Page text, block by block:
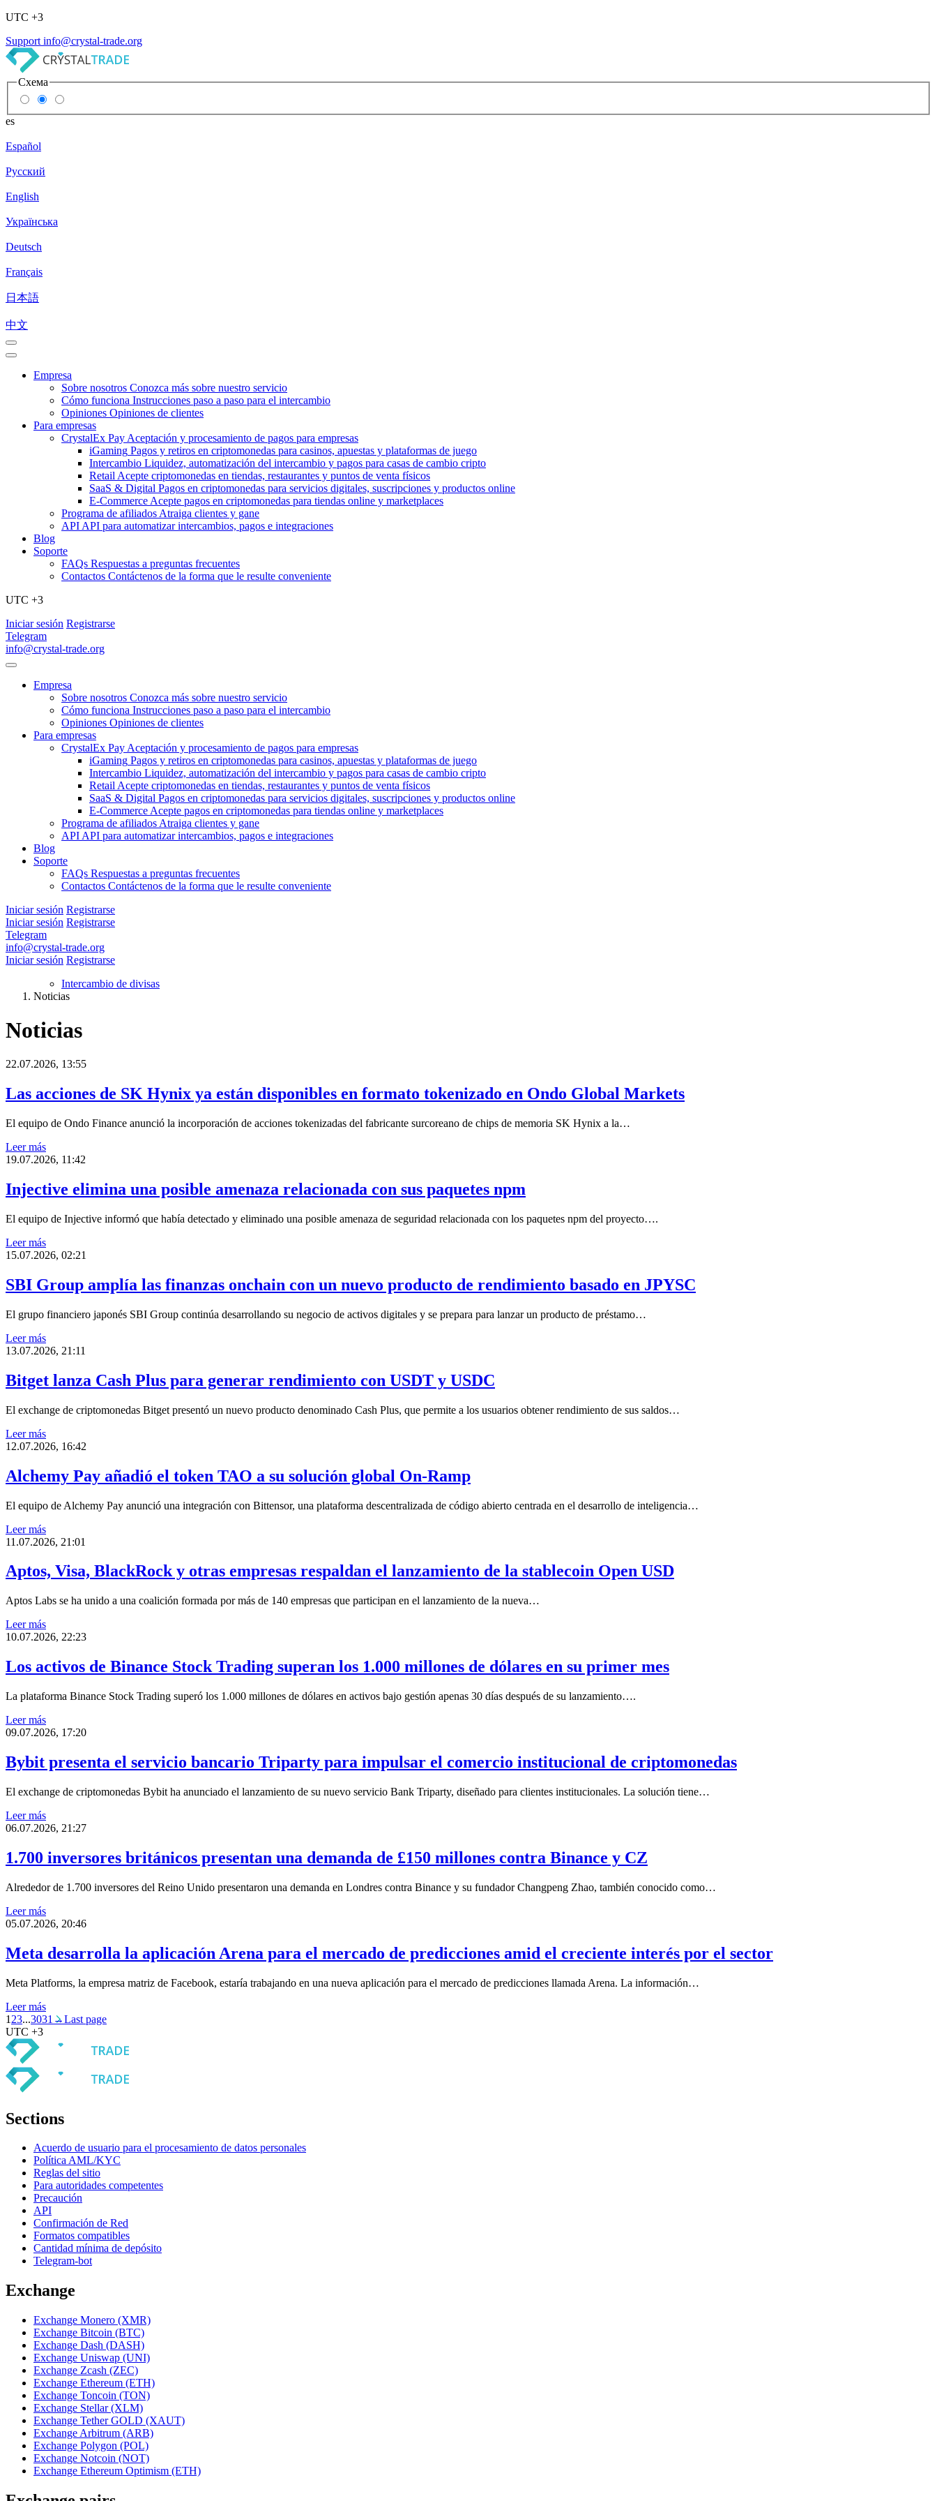
UTC +3
Support info@crystal-trade.org
Схема
es
Español
Русский
English
Українська
Deutsch
Français
日本語
中文
Empresa
Sobre nosotros Conozca más sobre nuestro servicio
Cómo funciona Instrucciones paso a paso para el intercambio
Opiniones Opiniones de clientes
Para empresas
CrystalEx Pay Aceptación y procesamiento de pagos para empresas
iGaming Pagos y retiros en criptomonedas para casinos, apuestas y plataformas de juego
Intercambio Liquidez, automatización del intercambio y pagos para casas de cambio cripto
Retail Acepte criptomonedas en tiendas, restaurantes y puntos de venta físicos
SaaS & Digital Pagos en criptomonedas para servicios digitales, suscripciones y productos online
E-Commerce Acepte pagos en criptomonedas para tiendas online y marketplaces
Programa de afiliados Atraiga clientes y gane
API API para automatizar intercambios, pagos e integraciones
Blog
Soporte
FAQs Respuestas a preguntas frecuentes
Contactos Contáctenos de la forma que le resulte conveniente
UTC +3
Iniciar sesión Registrarse
Telegram
info@crystal-trade.org
Empresa
Sobre nosotros Conozca más sobre nuestro servicio
Cómo funciona Instrucciones paso a paso para el intercambio
Opiniones Opiniones de clientes
Para empresas
CrystalEx Pay Aceptación y procesamiento de pagos para empresas
iGaming Pagos y retiros en criptomonedas para casinos, apuestas y plataformas de juego
Intercambio Liquidez, automatización del intercambio y pagos para casas de cambio cripto
Retail Acepte criptomonedas en tiendas, restaurantes y puntos de venta físicos
SaaS & Digital Pagos en criptomonedas para servicios digitales, suscripciones y productos online
E-Commerce Acepte pagos en criptomonedas para tiendas online y marketplaces
Programa de afiliados Atraiga clientes y gane
API API para automatizar intercambios, pagos e integraciones
Blog
Soporte
FAQs Respuestas a preguntas frecuentes
Contactos Contáctenos de la forma que le resulte conveniente
Iniciar sesión Registrarse
Iniciar sesión Registrarse
Telegram
info@crystal-trade.org
Iniciar sesión Registrarse
Intercambio de divisas
Noticias
Noticias
22.07.2026, 13:55
Las acciones de SK Hynix ya están disponibles en formato tokenizado en Ondo Global Markets
El equipo de Ondo Finance anunció la incorporación de acciones tokenizadas del fabricante surcoreano de chips de memoria SK Hynix a la…
Leer más
19.07.2026, 11:42
Injective elimina una posible amenaza relacionada con sus paquetes npm
El equipo de Injective informó que había detectado y eliminado una posible amenaza de seguridad relacionada con los paquetes npm del proyecto….
Leer más
15.07.2026, 02:21
SBI Group amplía las finanzas onchain con un nuevo producto de rendimiento basado en JPYSC
El grupo financiero japonés SBI Group continúa desarrollando su negocio de activos digitales y se prepara para lanzar un producto de préstamo…
Leer más
13.07.2026, 21:11
Bitget lanza Cash Plus para generar rendimiento con USDT y USDC
El exchange de criptomonedas Bitget presentó un nuevo producto denominado Cash Plus, que permite a los usuarios obtener rendimiento de sus saldos…
Leer más
12.07.2026, 16:42
Alchemy Pay añadió el token TAO a su solución global On-Ramp
El equipo de Alchemy Pay anunció una integración con Bittensor, una plataforma descentralizada de código abierto centrada en el desarrollo de inteligencia…
Leer más
11.07.2026, 21:01
Aptos, Visa, BlackRock y otras empresas respaldan el lanzamiento de la stablecoin Open USD
Aptos Labs se ha unido a una coalición formada por más de 140 empresas que participan en el lanzamiento de la nueva…
Leer más
10.07.2026, 22:23
Los activos de Binance Stock Trading superan los 1.000 millones de dólares en su primer mes
La plataforma Binance Stock Trading superó los 1.000 millones de dólares en activos bajo gestión apenas 30 días después de su lanzamiento….
Leer más
09.07.2026, 17:20
Bybit presenta el servicio bancario Triparty para impulsar el comercio institucional de criptomonedas
El exchange de criptomonedas Bybit ha anunciado el lanzamiento de su nuevo servicio Bank Triparty, diseñado para clientes institucionales. La solución tiene…
Leer más
06.07.2026, 21:27
1.700 inversores británicos presentan una demanda de £150 millones contra Binance y CZ
Alrededor de 1.700 inversores del Reino Unido presentaron una demanda en Londres contra Binance y su fundador Changpeng Zhao, también conocido como…
Leer más
05.07.2026, 20:46
Meta desarrolla la aplicación Arena para el mercado de predicciones amid el creciente interés por el sector
Meta Platforms, la empresa matriz de Facebook, estaría trabajando en una nueva aplicación para el mercado de predicciones llamada Arena. La información…
Leer más
1 23...3031 →Last page
UTC +3
Sections
Acuerdo de usuario para el procesamiento de datos personales
Política AML/KYC
Reglas del sitio
Para autoridades competentes
Precaución
API
Confirmación de Red
Formatos compatibles
Cantidad mínima de depósito
Telegram-bot
Exchange
Exchange Monero (XMR)
Exchange Bitcoin (BTC)
Exchange Dash (DASH)
Exchange Uniswap (UNI)
Exchange Zcash (ZEC)
Exchange Ethereum (ETH)
Exchange Toncoin (TON)
Exchange Stellar (XLM)
Exchange Tether GOLD (XAUT)
Exchange Arbitrum (ARB)
Exchange Polygon (POL)
Exchange Notcoin (NOT)
Exchange Ethereum Optimism (ETH)